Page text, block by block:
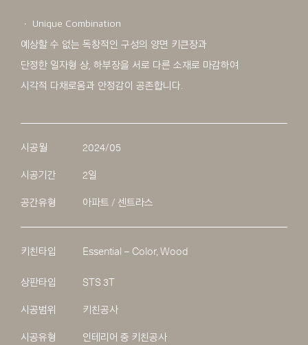
ㆍ Unique Combination
예상할 수 없는 독창적인 구성의 양면 키큰장과
단정한 일자형 상, 하부장을 서로 다른 소재로 마감하여
시각적 다채로움과 안정감이 공존합니다.
시공월 2024/05
시공기간 2일
공간유형 아파트 / 센트라스
키친타입 Essential – Color, Wood
상판타입 STS 3T
시공범위 키친공사
시공유형 인테리어 중 키친공사